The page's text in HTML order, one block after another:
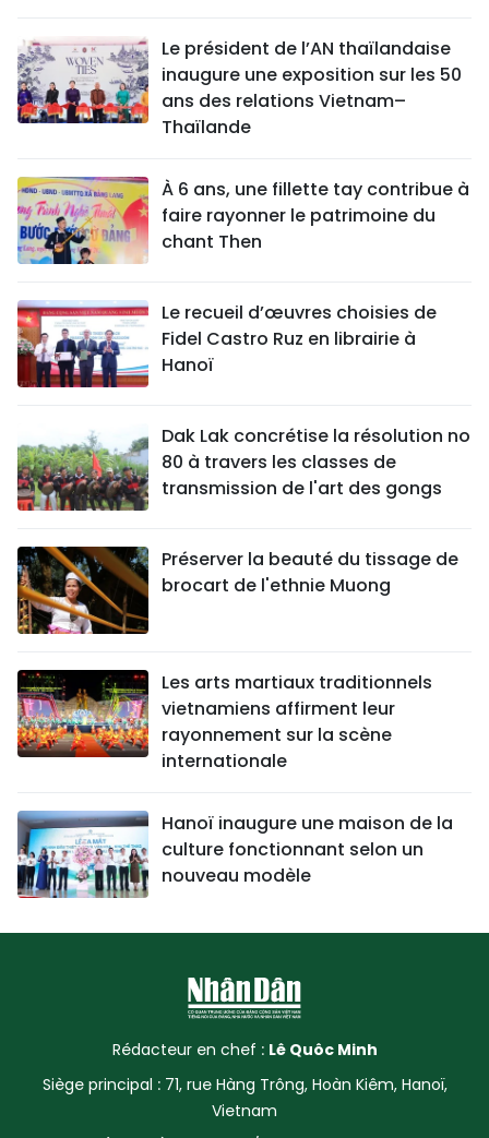
Le président de l’AN thaïlandaise
inaugure une exposition sur les 50
ans des relations Vietnam–
Thaïlande
À 6 ans, une fillette tay contribue à
faire rayonner le patrimoine du
chant Then
Le recueil d’œuvres choisies de
Fidel Castro Ruz en librairie à
Hanoï
Dak Lak concrétise la résolution no
80 à travers les classes de
transmission de l'art des gongs
Préserver la beauté du tissage de
brocart de l'ethnie Muong
Les arts martiaux traditionnels
vietnamiens affirment leur
rayonnement sur la scène
internationale
Hanoï inaugure une maison de la
culture fonctionnant selon un
nouveau modèle
Rédacteur en chef : Lê Quôc Minh
Siège principal : 71, rue Hàng Trông, Hoàn Kiêm, Hanoï,
Vietnam